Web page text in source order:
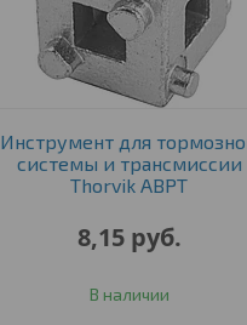
Инструмент для
системы и трансмиссии
Thorvik ABPT
8,15 руб.
В наличии